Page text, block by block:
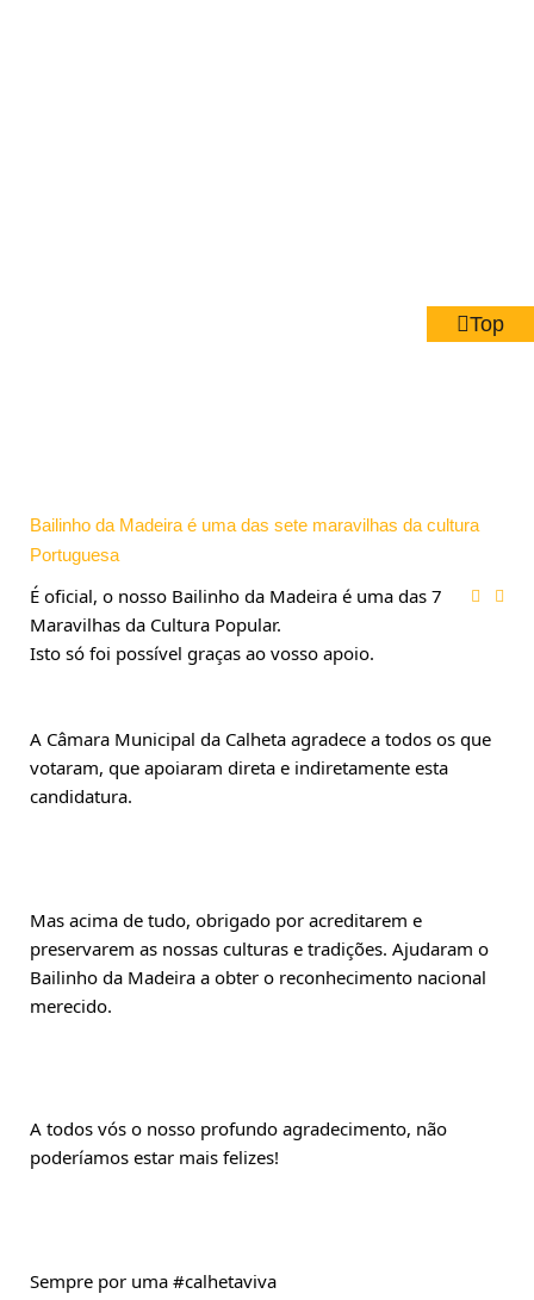
Bailinho da Madeira é uma das sete maravilhas da cultura
Portuguesa
É oficial, o nosso Bailinho da Madeira é uma das 7
Maravilhas da Cultura Popular.
Isto só foi possível graças ao vosso apoio.
A Câmara Municipal da Calheta agradece a todos os que
votaram, que apoiaram direta e indiretamente esta
candidatura.
Mas acima de tudo, obrigado por acreditarem e
preservarem as nossas culturas e tradições. Ajudaram o
Bailinho da Madeira a obter o reconhecimento nacional
merecido.
A todos vós o nosso profundo agradecimento, não
poderíamos estar mais felizes!
Sempre por uma #calhetaviva
Top